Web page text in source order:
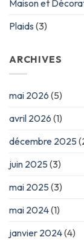
Maison et
Plaids (3)
ARCHIVES
mai 2026 (5)
avril 2026 (1)
décembre 2025
juin 2025(3)
mai 2025(3)
mai 2024(1)
janvier 2024(4)